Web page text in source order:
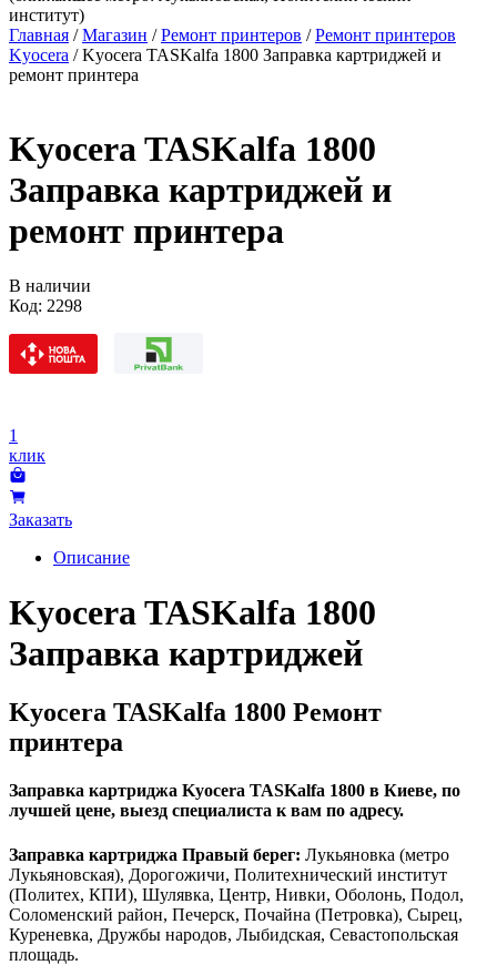
институт)
Главная /Магазин /Ремонт принтеров /Ремонт принтеров
Kyocera / Kyocera TASKalfa 1800 Заправка картриджей и
ремонт принтера
Kyocera TASKalfa 1800
Заправка картриджей и
ремонт принтера
В наличии
Код: 2298
1
клик
Заказать
Описание
Kyocera TASKalfa 1800
Заправка картриджей
Kyocera TASKalfa 1800 Ремонт
принтера
Заправка картриджа Kyocera TASKalfa 1800 в Киеве, по
лучшей цене, выезд специалиста к вам по адресу.
Заправка картриджа Правый берег: Лукьяновка (метро
Лукьяновская), Дорогожичи, Политехнический институт
(Политех, КПИ), Шулявка, Центр, Нивки, Оболонь, Подол,
Соломенский район, Печерск, Почайна (Петровка), Сырец,
Куреневка, Дружбы народов, Лыбидская, Севастопольская
площадь.